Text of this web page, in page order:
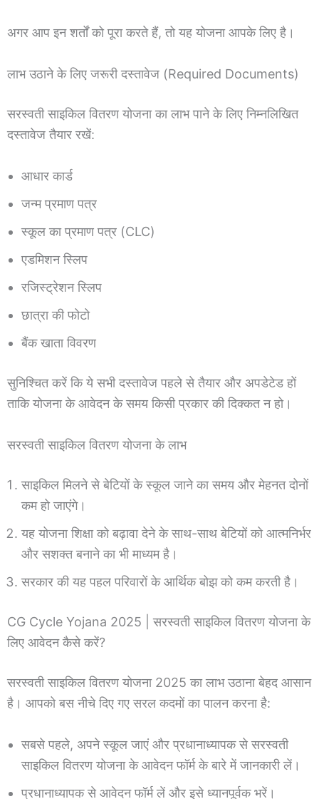
अगर आप इन शर्तों को पूरा करते हैं, तो यह योजना आपके लिए है।
लाभ उठाने के लिए जरूरी दस्तावेज (Required Documents)
सरस्वती साइकिल वितरण योजना का लाभ पाने के लिए निम्नलिखित
दस्तावेज तैयार रखें:
आधार कार्ड
जन्म प्रमाण पत्र
स्कूल का प्रमाण पत्र (CLC)
एडमिशन स्लिप
रजिस्ट्रेशन स्लिप
छात्रा की फोटो
बैंक खाता विवरण
सुनिश्चित करें कि ये सभी दस्तावेज पहले से तैयार और अपडेटेड हों
ताकि योजना के आवेदन के समय किसी प्रकार की दिक्कत न हो।
सरस्वती साइकिल वितरण योजना के लाभ
साइकिल मिलने से बेटियों के स्कूल जाने का समय और मेहनत दोनों
कम हो जाएंगे।
यह योजना शिक्षा को बढ़ावा देने के साथ-साथ बेटियों को आत्मनिर्भर
और सशक्त बनाने का भी माध्यम है।
सरकार की यह पहल परिवारों के आर्थिक बोझ को कम करती है।
CG Cycle Yojana 2025 | सरस्वती साइकिल वितरण योजना के
लिए आवेदन कैसे करें?
सरस्वती साइकिल वितरण योजना 2025 का लाभ उठाना बेहद आसान
है। आपको बस नीचे दिए गए सरल कदमों का पालन करना है:
सबसे पहले, अपने स्कूल जाएं और प्रधानाध्यापक से सरस्वती
साइकिल वितरण योजना के आवेदन फॉर्म के बारे में जानकारी लें।
प्रधानाध्यापक से आवेदन फॉर्म लें और इसे ध्यानपूर्वक भरें।